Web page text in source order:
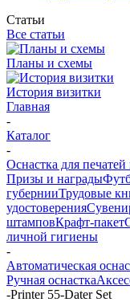
Статьи
Все статьи
Планы и схемы
История визитки
Главная
-
Каталог
-
Оснастка для
Призы и награды
губернииТрудовые
удостоверения
штамповКрафт-пакет
личной гигиены
-
Автоматическая
Ручная оснастка
-Printer 55-Dater Set